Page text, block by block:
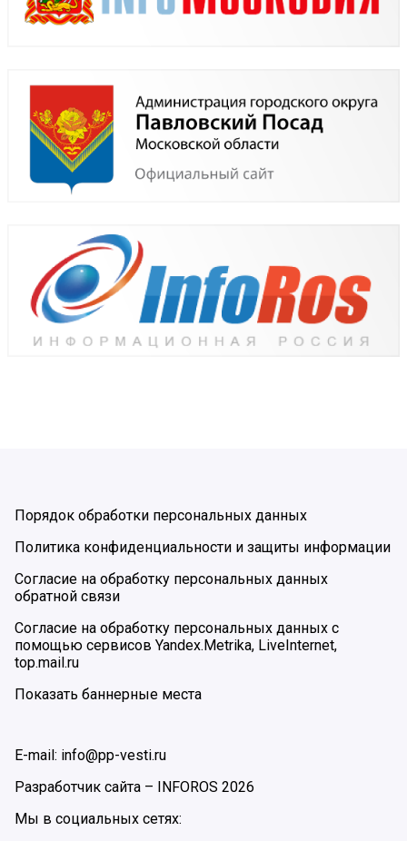
Порядок обработки персональных данных
Политика конфиденциальности и защиты информации
Согласие на обработку персональных данных
обратной связи
Согласие на обработку персональных данных с
помощью сервисов Yandex.Metrika, LiveInternet,
top.mail.ru
Показать баннерные места
E-mail: info@pp-vesti.ru
Разработчик сайта –
INFOROS 2026
Мы в социальных сетях: